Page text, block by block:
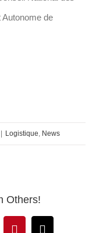
de
Logistique, News
Others!